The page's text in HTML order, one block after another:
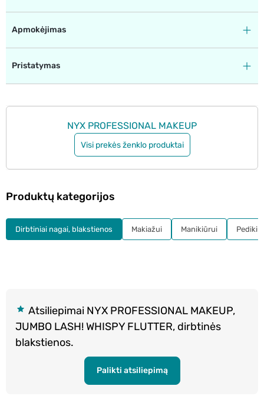
Apmokėjimas
Pristatymas
NYX PROFESSIONAL MAKEUP
Visi prekės ženklo produktai
Atsiliepimai NYX PROFESSIONAL MAKEUP,
JUMBO LASH! WHISPY FLUTTER, dirbtinės
blakstienos.
Palikti atsiliepimą
Produktų kategorijos
Dirbtiniai nagai, blakstienos Makiažui Manikiūrui